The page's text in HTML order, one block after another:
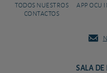
TODOS NUESTROS
CONTACTOS
APP OCU
SALA DE